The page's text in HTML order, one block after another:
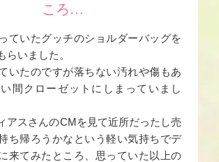
ころ…
ていたグッチのショルダーバッグを
らいました。
いたのですが落ちない汚れや傷もあ
間クローゼットにしまっていまし
アスさんのCMを見て近所だったし売
ち帰ろうかなという軽い気持ちでデ
来てみたところ、思っていた以上の